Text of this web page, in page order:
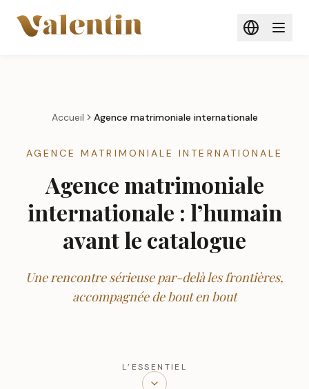
Accueil Agence matrimoniale internationale
AGENCE MATRIMONIALE INTERNATIONALE
Agence matrimoniale
internationale : l’humain
avant le catalogue
Une rencontre sérieuse par-delà les frontières,
accompagnée de bout en bout
L’ESSENTIEL